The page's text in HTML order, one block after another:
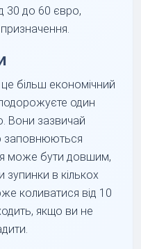
30 до 60 євро,
це більш економічний
один
Вони зазвичай
заповнюються
може бути довшим,
в кількох
коливатися від 10
якщо ви не